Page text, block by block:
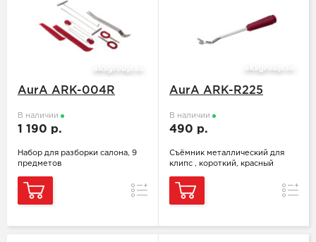
AurA ARK-004R
В наличии
1 190 р.
Набор для разборки салона, 9
предметов
Сравнение
AurA ARK-R225
В наличии
490 р.
Съёмник металлический для
клипс , короткий, красный